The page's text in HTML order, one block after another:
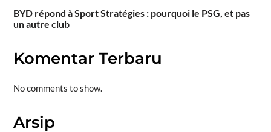
BYD répond à Sport Stratégies : pourquoi le PSG, et pas
un autre club
Komentar Terbaru
No comments to show.
Arsip